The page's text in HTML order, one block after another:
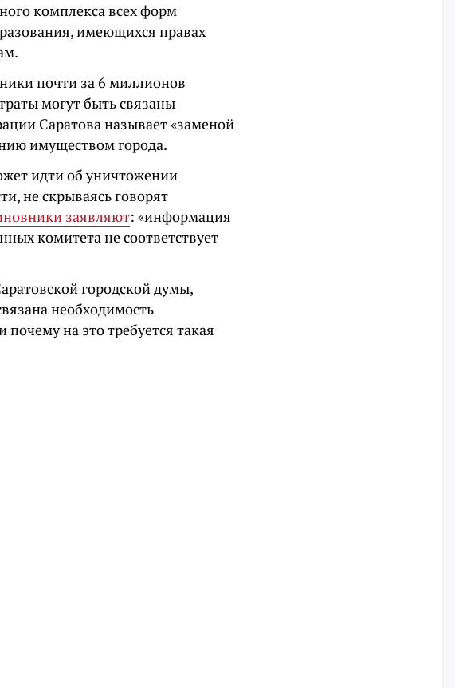
комплекса всех форм
имеющихся правах
почти за 6 миллионов
могут быть связаны
Саратова называет «заменой
имуществом города.
идти об уничтожении
не скрываясь говорят
заявляют: «информация
комитета не соответствует
городской думы,
необходимость
на это требуется такая